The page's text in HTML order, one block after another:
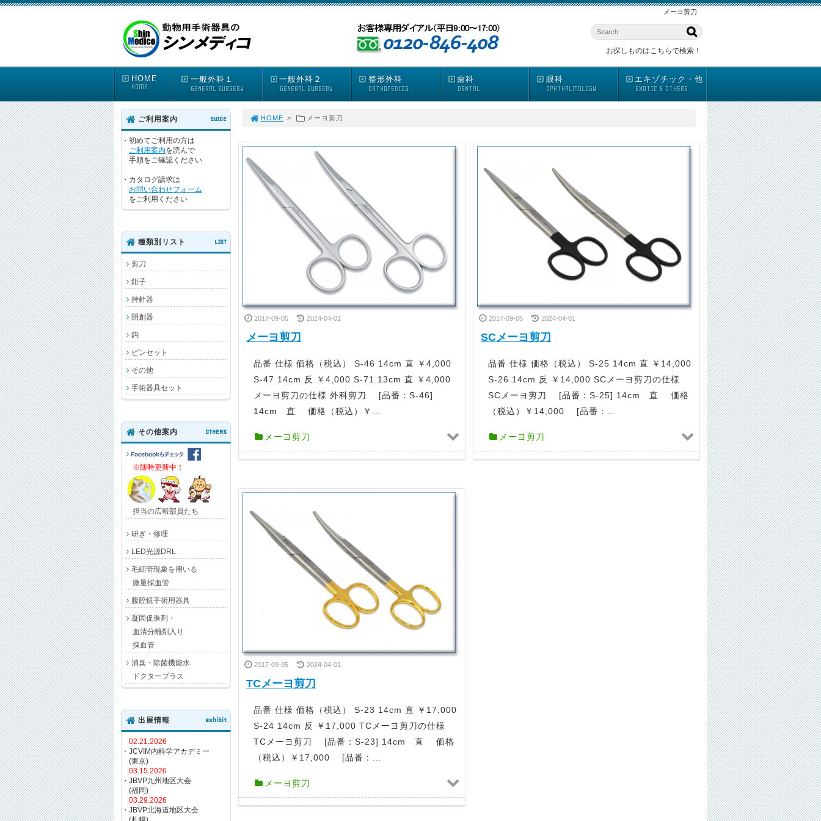
メーヨ剪刀
お探しものはこちらで検索！
HOME
HOME
一般外科１
GENERAL SURGERY
一般外科２
GENERAL SURGERY
整形外科
ORTHOPEDICS
歯科
DENTAL
眼科
OPHTHALMOLOGY
エキゾチック・他
EXOTIC & OTHERS
HOME > メーヨ剪刀
2017-09-05 2024-04-01
メーヨ剪刀
品番 仕様 価格（税込） S-46 14cm 直 ￥4,000
S-47 14cm 反 ￥4,000 S-71 13cm 直 ￥4,000
メーヨ剪刀の仕様 外科剪刀 [品番：S-46]
14cm 直 価格（税込）￥...
メーヨ剪刀
2017-09-05 2024-04-01
SCメーヨ剪刀
品番 仕様 価格（税込） S-25 14cm 直 ￥14,000
S-26 14cm 反 ￥14,000 SCメーヨ剪刀の仕様
SCメーヨ剪刀 [品番：S-25] 14cm 直 価格
（税込）￥14,000 [品番：...
メーヨ剪刀
2017-09-05 2024-04-01
TCメーヨ剪刀
品番 仕様 価格（税込） S-23 14cm 直 ￥17,000
S-24 14cm 反 ￥17,000 TCメーヨ剪刀の仕様
TCメーヨ剪刀 [品番：S-23] 14cm 直 価格
（税込）￥17,000 [品番：...
メーヨ剪刀
ご利用案内 GUIDE
・初めてご利用の方は
ご利用案内を読んで
手順をご確認ください
・カタログ請求は
お問い合わせフォーム
をご利用ください
種類別リスト LIST
剪刀
鉗子
持針器
開創器
鈎
ピンセット
その他
手術器具セット
その他案内 OTHERS
※随時更新中！
担当の広報部員たち
研ぎ・修理
LED光源DRL
毛細管現象を用いる
微量採血管
腹腔鏡手術用器具
凝固促進剤・
血清分離剤入り
採血管
消臭・除菌機能水
ドクタープラス
出展情報 exhibit
02.21.2026
・JCVIM内科学アカデミー
(東京)
03.15.2026
・JBVP九州地区大会
(福岡)
03.29.2026
・JBVP北海道地区大会